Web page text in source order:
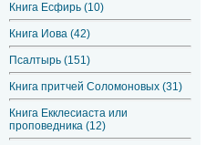
Книга Есфирь (10)
Книга Иова (42)
Псалтырь (151)
Книга притчей Соломоновых (31)
Книга Екклесиаста или
проповедника (12)